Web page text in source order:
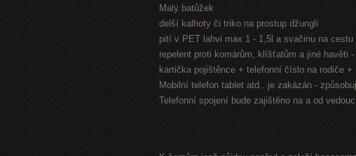
Malý batůžek
delší kalhoty či triko na prostup džunglí
pití v PET lahvi max 1 - 1,5l a svačinu na cestu
repelent proti komárům, klíšťatům a jiné havěti
kartička pojištěnce + telefonní číslo na rodiče
Mobilní telefon tablet atd.. je zakázán -
Telefonní spojení bude zajištěno na a od